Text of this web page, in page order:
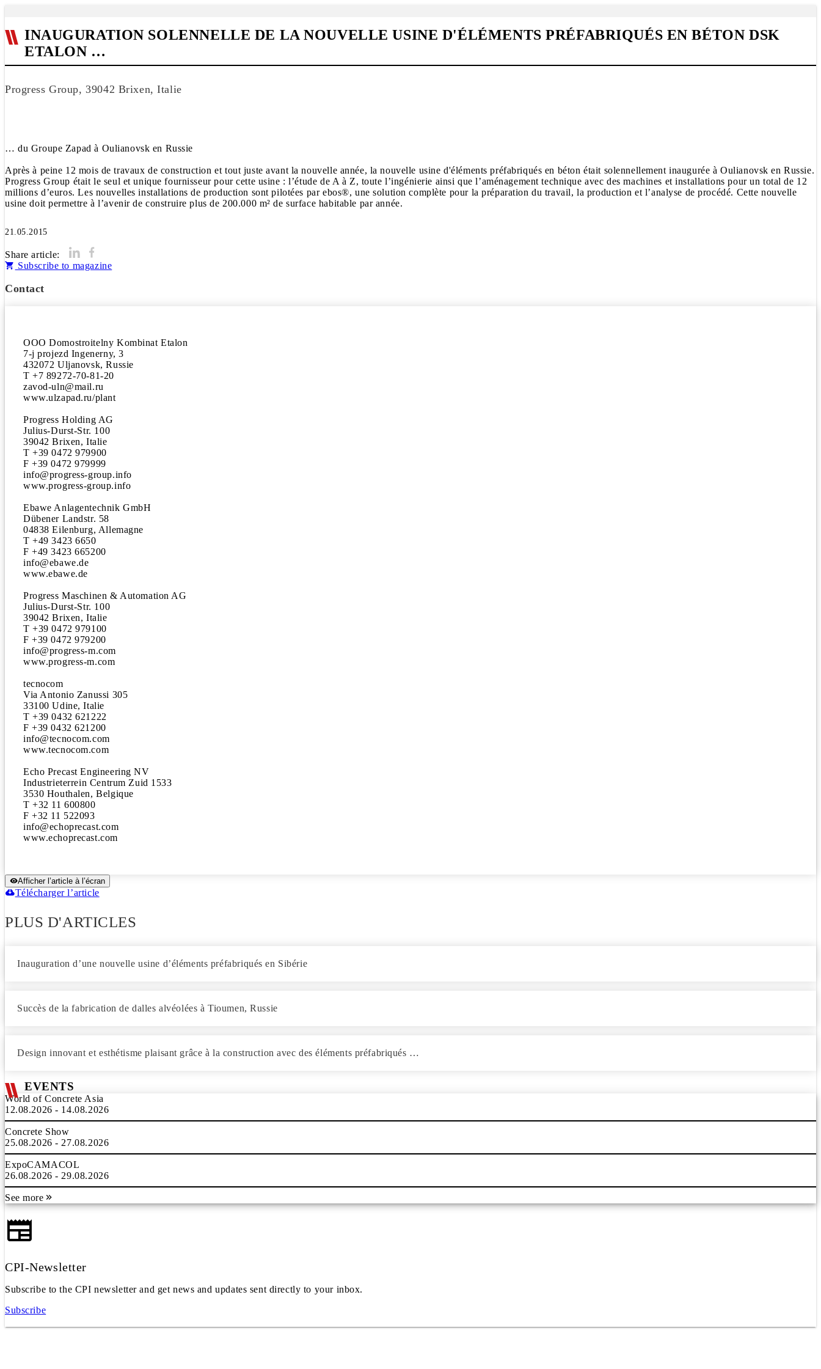
INAUGURATION SOLENNELLE DE LA NOUVELLE USINE D'ÉLÉMENTS PRÉFABRIQUÉS EN BÉTON DSK
ETALON …
Progress Group, 39042 Brixen, Italie
… du Groupe Zapad à Oulianovsk en Russie
Après à peine 12 mois de travaux de construction et tout juste avant la nouvelle année, la nouvelle usine d'éléments préfabriqués en béton était solennellement inaugurée à Oulianovsk en Russie.
Progress Group était le seul et unique fournisseur pour cette usine : l’étude de A à Z, toute l’ingénierie ainsi que l’aménagement technique avec des machines et installations pour un total de 12
millions d’euros. Les nouvelles installations de production sont pilotées par ebos®, une solution complète pour la préparation du travail, la production et l’analyse de procédé. Cette nouvelle
usine doit permettre à l’avenir de construire plus de 200.000 m² de surface habitable par année.
21.05.2015
Share article:
Subscribe to magazine
Contact
OOO Domostroitelny Kombinat Etalon
7-j projezd Ingenerny, 3
432072 Uljanovsk, Russie
T +7 89272-70-81-20
zavod-uln@mail.ru
www.ulzapad.ru/plant
Progress Holding AG
Julius-Durst-Str. 100
39042 Brixen, Italie
T +39 0472 979900
F +39 0472 979999
info@progress-group.info
www.progress-group.info
Ebawe Anlagentechnik GmbH
Dübener Landstr. 58
04838 Eilenburg, Allemagne
T +49 3423 6650
F +49 3423 665200
info@ebawe.de
www.ebawe.de
Progress Maschinen & Automation AG
Julius-Durst-Str. 100
39042 Brixen, Italie
T +39 0472 979100
F +39 0472 979200
info@progress-m.com
www.progress-m.com
tecnocom
Via Antonio Zanussi 305
33100 Udine, Italie
T +39 0432 621222
F +39 0432 621200
info@tecnocom.com
www.tecnocom.com
Echo Precast Engineering NV
Industrieterrein Centrum Zuid 1533
3530 Houthalen, Belgique
T +32 11 600800
F +32 11 522093
info@echoprecast.com
www.echoprecast.com
Afficher l’article à l’écran
Télécharger l’article
PLUS D'ARTICLES
Inauguration d’une nouvelle usine d’éléments préfabriqués en Sibérie
Succès de la fabrication de dalles alvéolées à Tioumen, Russie
Design innovant et esthétisme plaisant grâce à la construction avec des éléments préfabriqués …
EVENTS
World of Concrete Asia
12.08.2026 - 14.08.2026
Concrete Show
25.08.2026 - 27.08.2026
ExpoCAMACOL
26.08.2026 - 29.08.2026
See more
CPI-Newsletter
Subscribe to the CPI newsletter and get news and updates sent directly to your inbox.
Subscribe